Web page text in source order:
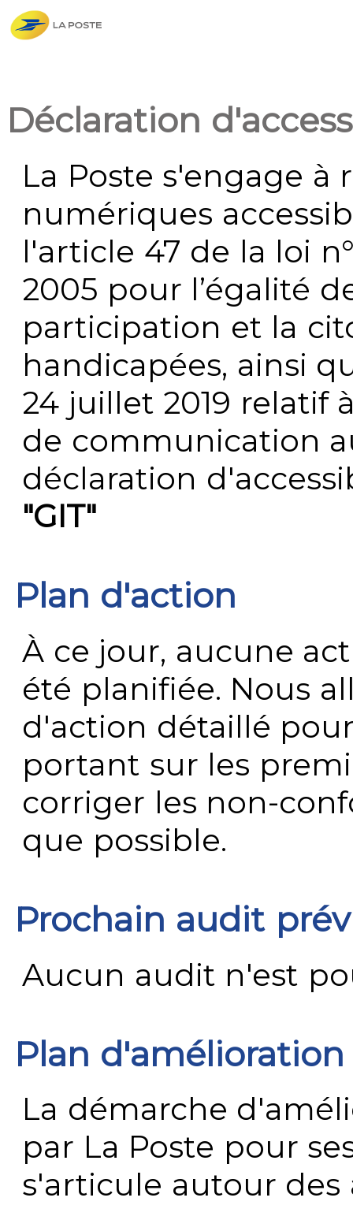
Déclaration
La Poste s'engage à
numériques
l'article 47 de la loi
2005 pour l’égalité
participation et la
handicapées, ainsi
24 juillet 2019 relatif
de communication
déclaration
"GIT"
Plan d'action
À ce jour, aucune
été planifiée. Nous
d'action détaillé
portant sur les
corriger les non-
que possible.
Prochain audit
Aucun audit n'est
Plan
La démarche
par La Poste pour
s'articule autour des